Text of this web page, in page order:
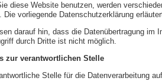
diese Website benutzen, werden
Die vorliegende Datenschutzerklärung
darauf hin, dass die Datenübertragung
durch Dritte ist nicht möglich.
zur verantwortlichen Stelle
Stelle für die Datenverarbeitung